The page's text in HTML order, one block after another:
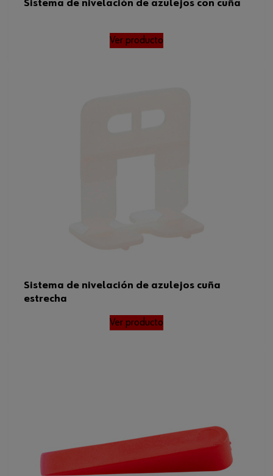
Sistema de nivelación de azulejos con cuña
Ver producto
Sistema de nivelación de azulejos cuña
estrecha
Ver producto